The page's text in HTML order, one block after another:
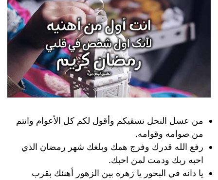
من عسل النحل نسقيكم وأقول لكم كل الأعوام وانتم
من صوامه وقوامه.
رفع الله قدرك وفرج همك وبلغك شهر رمضان الذي
احبه ربك ودمت لمن احبك.
يا دانه في البحور يا زهره بين الزهور أهنئك بقرب